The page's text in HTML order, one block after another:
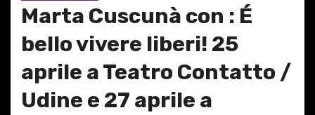
Marta Cuscunà con : É
bello vivere liberi! 25
aprile a Teatro Contatto /
Udine e 27 aprile a